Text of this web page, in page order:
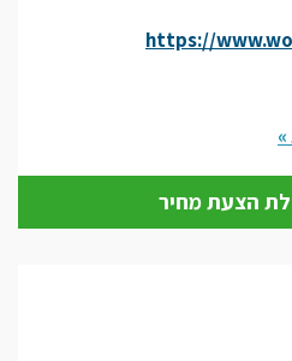
https://
הצעת מחיר